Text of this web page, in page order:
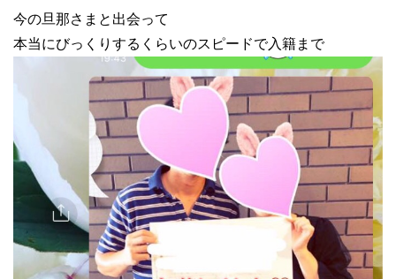
今の旦那さまと出会って
本当にびっくりするくらいのスピードで入籍まで